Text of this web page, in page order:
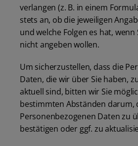
verlangen (z. B. in einem
stets an, ob die jeweiligen
und welche Folgen es hat, wenn
nicht angeben wollen.
Um sicherzustellen, dass die
Daten, die wir über Sie haben,
aktuell sind, bitten wir Sie
bestimmten Abständen darum,
Personenbezogenen Daten zu
bestätigen oder ggf. zu